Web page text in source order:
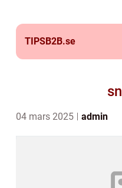
TIPSB2B.se
04 mars 2025 admin